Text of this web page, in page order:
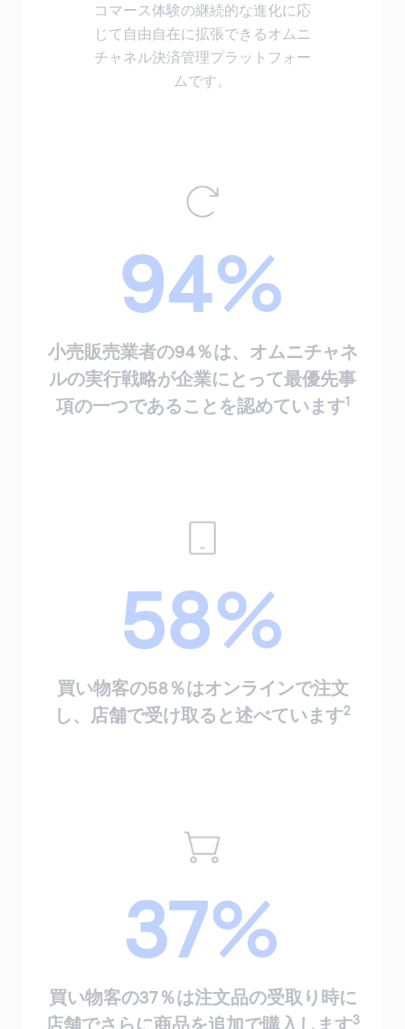
コマース体験の継続的な進化に応
じて自由自在に拡張できるオムニ
チャネル決済管理プラットフォー
ムです。
94%
小売販売業者の94％は、オムニチャネ
ルの実行戦略が企業にとって最優先事
項の一つであることを認めています1
58%
買い物客の58％はオンラインで注文
し、店舗で受け取ると述べています2
37%
買い物客の37％は注文品の受取り時に
店舗でさらに商品を追加で購入します3